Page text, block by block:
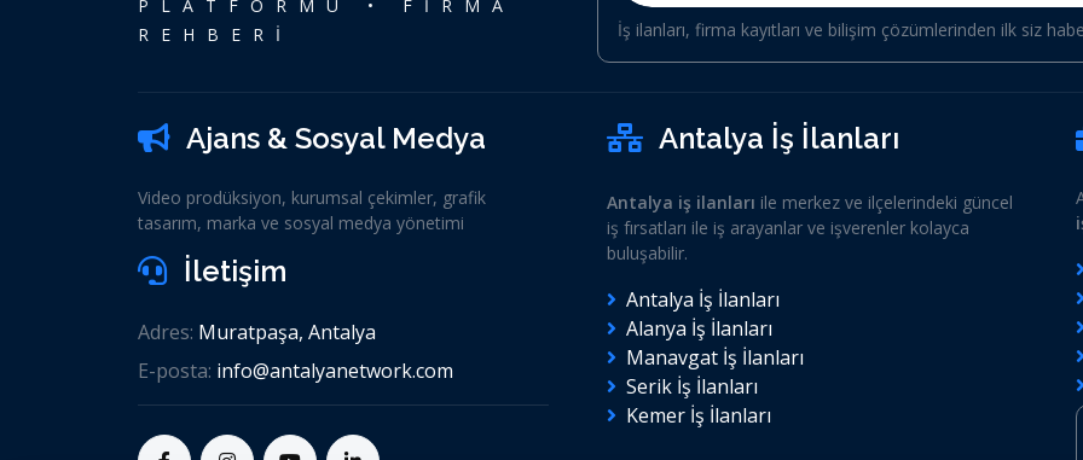
PLATFORMU • FİRMA
REHBERİ
İş ilanları, firma kayıtları ve bilişim çözümlerinden ilk siz
Ajans & Sosyal Medya
Video prodüksiyon, kurumsal çekimler, grafik
tasarım, marka ve sosyal medya yönetimi
İletişim
Adres: Muratpaşa, Antalya
E-posta: info@antalyanetwork.com
Antalya İş İlanları
Antalya iş ilanları ile merkez ve ilçelerindeki güncel
iş fırsatları ile iş arayanlar ve işverenler kolayca
buluşabilir.
Antalya İş İlanları
Alanya İş İlanları
Manavgat İş İlanları
Serik İş İlanları
Kemer İş İlanları